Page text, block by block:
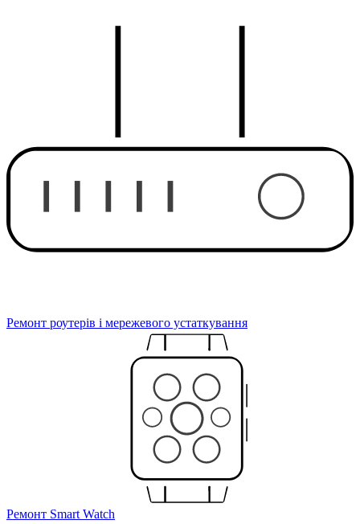
Ремонт роутерів і мережевого устаткування
Ремонт Smart Watch